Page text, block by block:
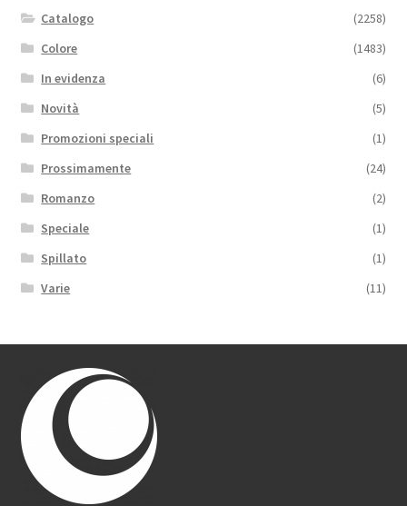
Catalogo
(2258)
Colore
(1483)
In evidenza
(6)
Novità
(5)
Promozioni speciali
(1)
Prossimamente
(24)
Romanzo
(2)
Speciale
(1)
Spillato
(1)
Varie
(11)